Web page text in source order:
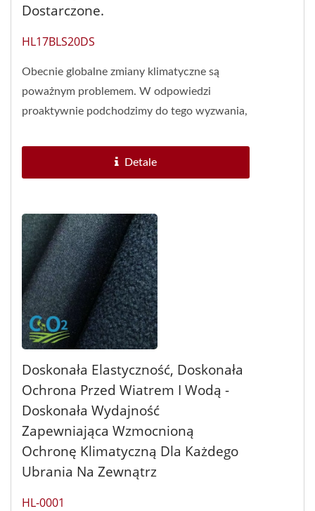
Dostarczone.
HL17BLS20DS
Obecnie globalne zmiany klimatyczne są
poważnym problemem. W odpowiedzi
proaktywnie podchodzimy do tego wyzwania,
Detale
Doskonała Elastyczność, Doskonała
Ochrona Przed Wiatrem I Wodą -
Doskonała Wydajność
Zapewniająca Wzmocnioną
Ochronę Klimatyczną Dla Każdego
Ubrania Na Zewnątrz
HL-0001